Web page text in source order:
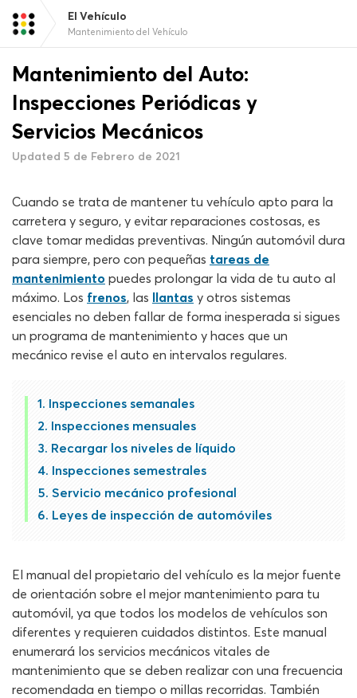
El Vehículo
Mantenimiento del Vehículo
Mantenimiento del Auto:
Inspecciones Periódicas y
Servicios Mecánicos
Updated 5 de Febrero de 2021
Cuando se trata de mantener tu vehículo apto para la
carretera y seguro, y evitar reparaciones costosas, es
clave tomar medidas preventivas. Ningún automóvil dura
para siempre, pero con pequeñas tareas de
mantenimiento puedes prolongar la vida de tu auto al
máximo. Los frenos, las llantas y otros sistemas
esenciales no deben fallar de forma inesperada si sigues
un programa de mantenimiento y haces que un
mecánico revise el auto en intervalos regulares.
Inspecciones semanales
Inspecciones mensuales
Recargar los niveles de líquido
Inspecciones semestrales
Servicio mecánico profesional
Leyes de inspección de automóviles
El manual del propietario del vehículo es la mejor fuente
de orientación sobre el mejor mantenimiento para tu
automóvil, ya que todos los modelos de vehículos son
diferentes y requieren cuidados distintos. Este manual
enumerará los servicios mecánicos vitales de
mantenimiento que se deben realizar con una frecuencia
recomendada en tiempo o millas recorridas. También